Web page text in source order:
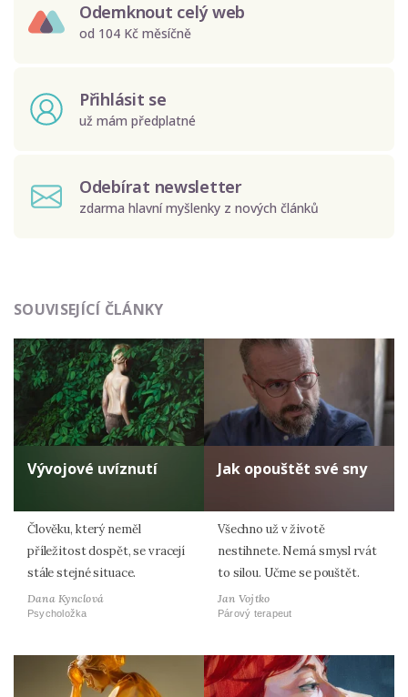
Odemknout celý web
od 104 Kč měsíčně
Přihlásit se
už mám předplatné
Odebírat newsletter
zdarma hlavní myšlenky z nových článků
údajů.
SOUVISEJÍCÍ ČLÁNKY
Vývojové uvíznutí
Člověku, který neměl
příležitost dospět, se vracejí
stále stejné situace.
Dana Kynclová
Psycholožka
Jak opouštět své sny
Všechno už v životě
nestihnete. Nemá smysl rvát
to silou. Učme se pouštět.
Jan Vojtko
Párový terapeut